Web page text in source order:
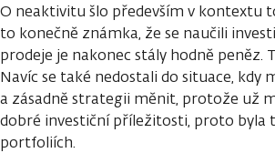
O neaktivitu šlo především v kontextu
to konečně známka, že se naučili
prodeje je nakonec stály hodně peněz.
Navíc se také nedostali do situace,
a zásadně strategii měnit, protože už
dobré investiční příležitosti, proto byla
portfoliích.